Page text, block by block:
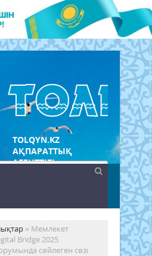
TOLQYN.KZ
АҚПАРАТТЫҚ
АГЕНТТІГІ
» Мемлекет
Bridge 2025
сөйлеген сөзі